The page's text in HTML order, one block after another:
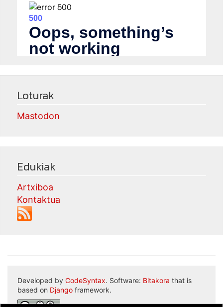
Loturak
Mastodon
Edukiak
Artxiboa
Kontaktua
Developed by CodeSyntax. Software: Bitakora that is
based on Django framework.